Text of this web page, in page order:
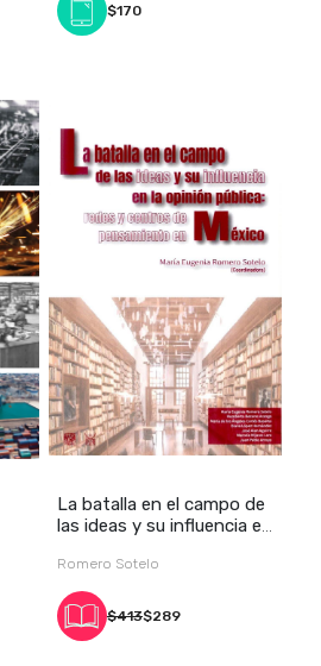
$170
La batalla en el campo de
las ideas y su influencia en
Romero Sotelo
$413$289